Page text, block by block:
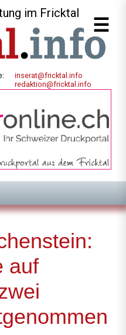
im Fricktal
inserat@fricktal.info
redaktion@fricktal.info
auf